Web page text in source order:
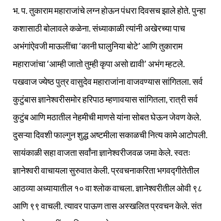
भ. प. तुकाराम महाराजांचे लग्न होऊन पंधरा दिवसच झाले होते. पुन्हा
कशासाठी बोलावले कळेना. संध्याकाळी त्यांनी अखेरच्या पाच
अभंगांऐवजी माऊलींचा ‘कानी घालुनिया बोटे’ आणि तुकाराम
महाराजांचा ‘आम्ही जातो तुम्ही कृपा असो द्यावी’ अभंग म्हटले.
पखवाज ज्येष्ठ पुत्र वासुदेव महाराजांना वाजवण्यास सांगितला. सर्व
कुटुंबास ज्ञानेश्वरीसमोर हरिपाठ म्हणावयास सांगितला, रात्री सर्व
कुटुंब आणि मठातील नेहमीची माणसे यांना सोबत घेऊन जेवण केले.
दुसऱ्या दिवशी फाल्गुन शुद्ध अष्टमीला सकाळची नित्य कामे आटोपली.
सायंकाळी सहा वाजता सर्वांना ज्ञानेश्वरीजवळ जमा केले. स्वतः
ज्ञानेश्वरी वाचायला सुरुवात केली. प्रवचनाकरिता भगवद्गीतेतील
आठव्या अध्यायातील १० वा श्लोक वाचला. ज्ञानेश्वरीतील ओवी ९८
आणि ९९ वाचली. त्यावर पाऊण तास अस्खलित प्रवचन केले. संत